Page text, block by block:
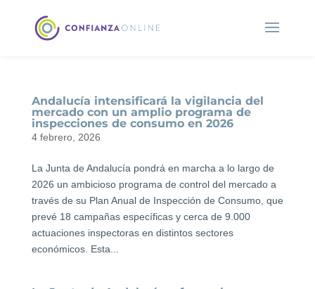
Andalucía intensificará la vigilancia del
mercado con un amplio programa de
inspecciones de consumo en 2026
4 febrero, 2026
La Junta de Andalucía pondrá en marcha a lo largo de
2026 un ambicioso programa de control del mercado a
través de su Plan Anual de Inspección de Consumo, que
prevé 18 campañas específicas y cerca de 9.000
actuaciones inspectoras en distintos sectores
económicos. Esta...